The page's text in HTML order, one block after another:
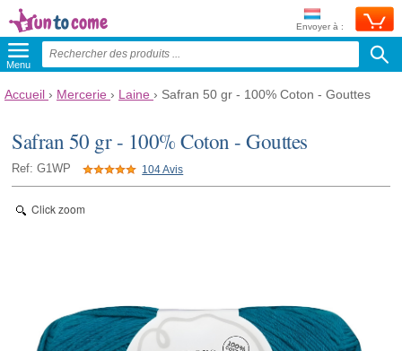
Envoyer à :
Menu
Accueil › Mercerie › Laine › Safran 50 gr - 100% Coton - Gouttes
Safran 50 gr - 100% Coton - Gouttes
Ref: G1WP 104 Avis
Click zoom